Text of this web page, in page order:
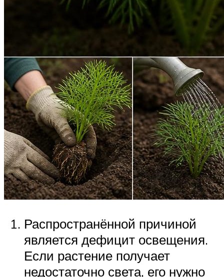
Распространённой причиной
является дефицит освещения.
Если растение получает
недостаточно света, его нужно